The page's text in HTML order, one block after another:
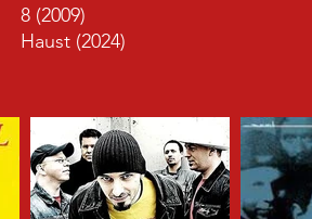
8 (2009)
Haust (2024)